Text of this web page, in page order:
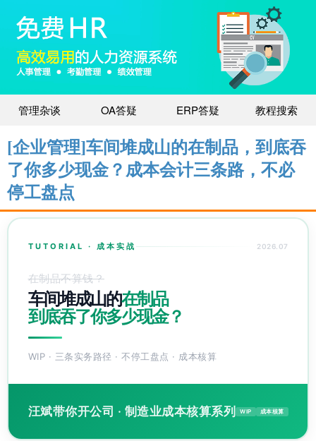
管理杂谈 OA答疑 ERP答疑 教程搜索
[企业管理]车间堆成山的在制品，到底吞
了你多少现金？成本会计三条路，不必
停工盘点
TUTORIAL · 成本实战 2026.07
在制品不算钱？
车间堆成山的在制品
到底吞了你多少现金？
WIP · 三条实务路径 · 不停工盘点 · 成本核算
汪斌带你开公司 · 制造业成本核算系列 WIP 成本核算